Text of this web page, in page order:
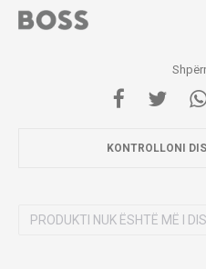
KONTROLLONI
PRODUKTI NUK ËSHTË MË I